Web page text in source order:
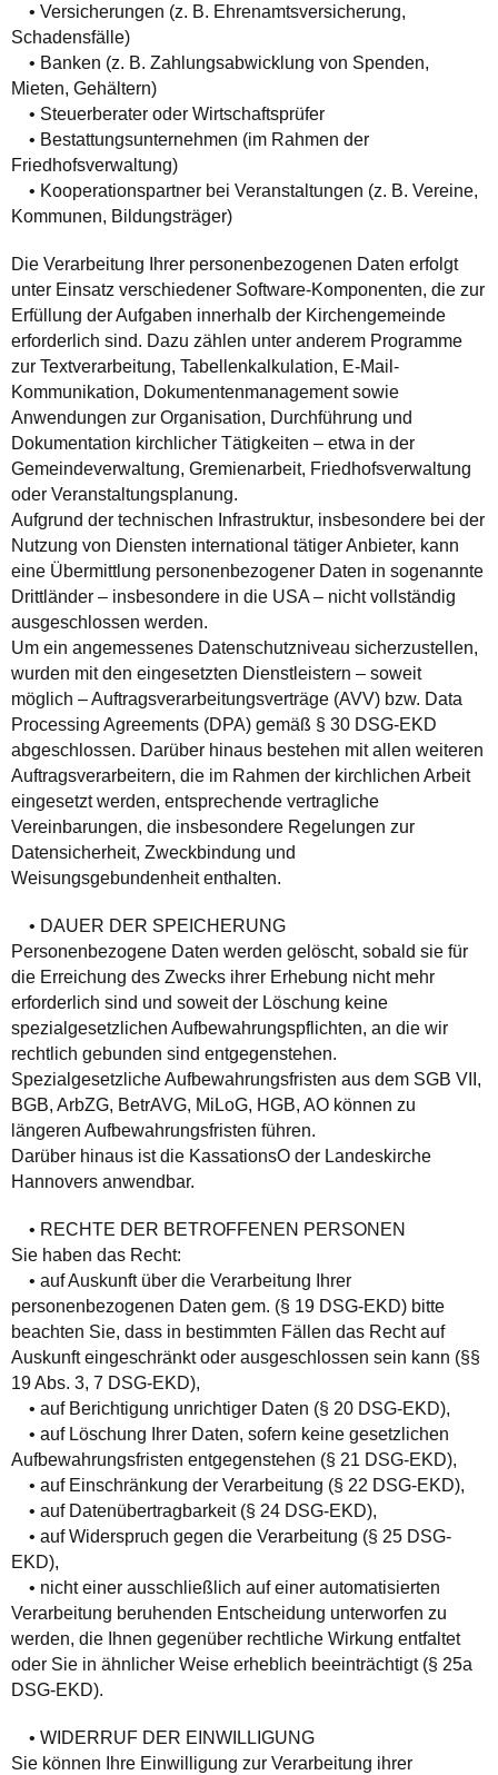
• Versicherungen (z. B. Ehrenamtsversicherung,
Schadensfälle)
• Banken (z. B. Zahlungsabwicklung von Spenden,
Mieten, Gehältern)
• Steuerberater oder Wirtschaftsprüfer
• Bestattungsunternehmen (im Rahmen der
Friedhofsverwaltung)
• Kooperationspartner bei Veranstaltungen (z. B. Vereine,
Kommunen, Bildungsträger)
Die Verarbeitung Ihrer personenbezogenen Daten erfolgt
unter Einsatz verschiedener Software-Komponenten, die zur
Erfüllung der Aufgaben innerhalb der Kirchengemeinde
erforderlich sind. Dazu zählen unter anderem Programme
zur Textverarbeitung, Tabellenkalkulation, E-Mail-
Kommunikation, Dokumentenmanagement sowie
Anwendungen zur Organisation, Durchführung und
Dokumentation kirchlicher Tätigkeiten – etwa in der
Gemeindeverwaltung, Gremienarbeit, Friedhofsverwaltung
oder Veranstaltungsplanung.
Aufgrund der technischen Infrastruktur, insbesondere bei der
Nutzung von Diensten international tätiger Anbieter, kann
eine Übermittlung personenbezogener Daten in sogenannte
Drittländer – insbesondere in die USA – nicht vollständig
ausgeschlossen werden.
Um ein angemessenes Datenschutzniveau sicherzustellen,
wurden mit den eingesetzten Dienstleistern – soweit
möglich – Auftragsverarbeitungsverträge (AVV) bzw. Data
Processing Agreements (DPA) gemäß § 30 DSG-EKD
abgeschlossen. Darüber hinaus bestehen mit allen weiteren
Auftragsverarbeitern, die im Rahmen der kirchlichen Arbeit
eingesetzt werden, entsprechende vertragliche
Vereinbarungen, die insbesondere Regelungen zur
Datensicherheit, Zweckbindung und
Weisungsgebundenheit enthalten.
• DAUER DER SPEICHERUNG
Personenbezogene Daten werden gelöscht, sobald sie für
die Erreichung des Zwecks ihrer Erhebung nicht mehr
erforderlich sind und soweit der Löschung keine
spezialgesetzlichen Aufbewahrungspflichten, an die wir
rechtlich gebunden sind entgegenstehen.
Spezialgesetzliche Aufbewahrungsfristen aus dem SGB VII,
BGB, ArbZG, BetrAVG, MiLoG, HGB, AO können zu
längeren Aufbewahrungsfristen führen.
Darüber hinaus ist die KassationsO der Landeskirche
Hannovers anwendbar.
• RECHTE DER BETROFFENEN PERSONEN
Sie haben das Recht:
• auf Auskunft über die Verarbeitung Ihrer
personenbezogenen Daten gem. (§ 19 DSG-EKD) bitte
beachten Sie, dass in bestimmten Fällen das Recht auf
Auskunft eingeschränkt oder ausgeschlossen sein kann (§§
19 Abs. 3, 7 DSG-EKD),
• auf Berichtigung unrichtiger Daten (§ 20 DSG-EKD),
• auf Löschung Ihrer Daten, sofern keine gesetzlichen
Aufbewahrungsfristen entgegenstehen (§ 21 DSG-EKD),
• auf Einschränkung der Verarbeitung (§ 22 DSG-EKD),
• auf Datenübertragbarkeit (§ 24 DSG-EKD),
• auf Widerspruch gegen die Verarbeitung (§ 25 DSG-
EKD),
• nicht einer ausschließlich auf einer automatisierten
Verarbeitung beruhenden Entscheidung unterworfen zu
werden, die Ihnen gegenüber rechtliche Wirkung entfaltet
oder Sie in ähnlicher Weise erheblich beeinträchtigt (§ 25a
DSG-EKD).
• WIDERRUF DER EINWILLIGUNG
Sie können Ihre Einwilligung zur Verarbeitung ihrer